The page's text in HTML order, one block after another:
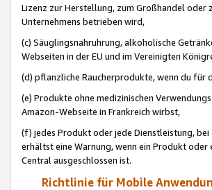
Lizenz zur Herstellung, zum Großhandel oder
Unternehmens betrieben wird,
(c) Säuglingsnahruhrung, alkoholische
Webseiten in der EU und im Vereinigten
(d) pflanzliche Raucherprodukte, wenn du für
(e) Produkte ohne medizinischen
Amazon-Webseite in Frankreich wirbst,
(f) jedes Produkt oder jede Dienstleistung, bei
erhältst eine Warnung, wenn ein Produkt oder
Central ausgeschlossen ist.
Richtlinie für Mobile